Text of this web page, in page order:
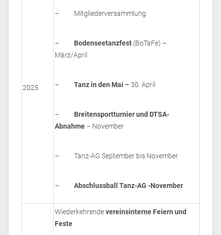
2025
– Mitgliederversammlung
– Bodenseetanzfest(BoTaFe) –
März/April
– Tanz in den Mai – 30. April
– Breitensportturnier und DTSA-
Abnahme– November
– Tanz-AG September bis November
– Abschlussball Tanz-AG -November
Wiederkehrendevereinsinterne Feiern und
Feste